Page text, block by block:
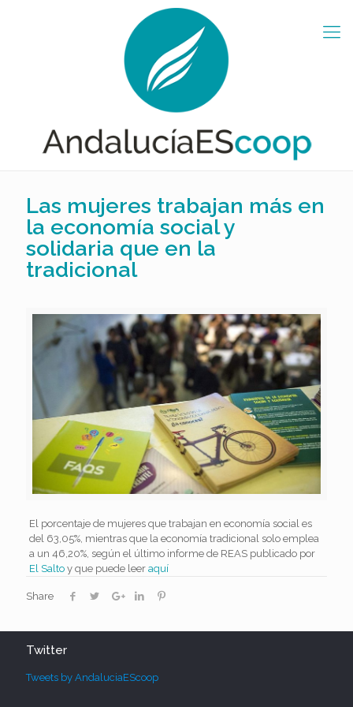
Las mujeres trabajan más en
la economía social y
solidaria que en la
tradicional
El porcentaje de mujeres que trabajan en economía social es
del 63,05%, mientras que la economía tradicional solo emplea
a un 46,20%, según el último informe de REAS publicado por
El Saltoy que puede leer aquí
Share
Twitter
Tweets by AndaluciaEScoop